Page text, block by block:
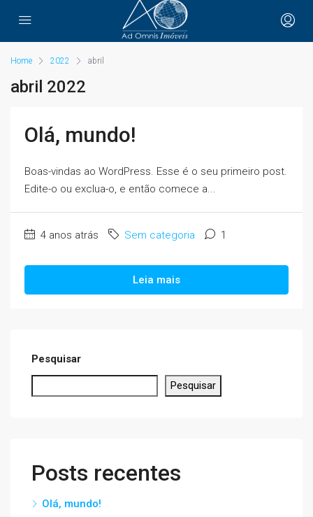
Home 2022 abril
abril 2022
Olá, mundo!
Boas-vindas ao WordPress. Esse é o seu primeiro post.
Edite-o ou exclua-o, e então comece a...
4 anos atrás Sem categoria 1
Leia mais
Pesquisar
Pesquisar
Posts recentes
Olá, mundo!